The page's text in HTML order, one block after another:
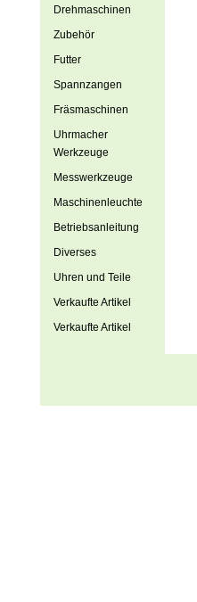
Drehmaschinen
Zubehör
Futter
Spannzangen
Fräsmaschinen
Uhrmacher
Werkzeuge
Messwerkzeuge
Maschinenleuchte
Betriebsanleitung
Diverses
Uhren und Teile
Verkaufte Artikel
Verkaufte Artikel